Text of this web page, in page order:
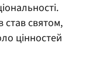
став святом,
цінностей